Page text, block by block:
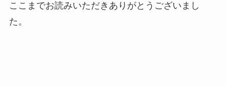
ここまでお読みいただきありがとうございまし
た。